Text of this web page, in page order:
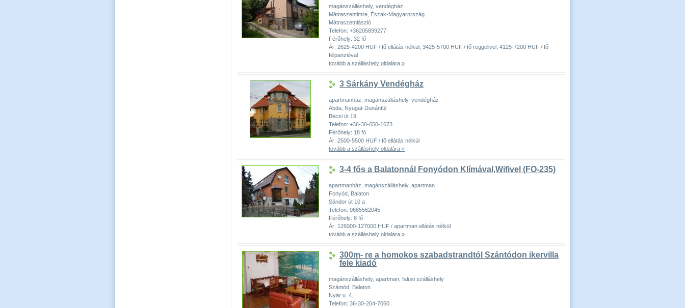
magánszálláshely, vendégház
Mátraszentimre, Észak-Magyarország
Mátraszetnlászló
Telefon: +36205899277
Férőhely: 32 fő
Ár: 2625-4200 HUF / fő ellátás nélkül, 3425-5700 HUF / fő reggelivel, 4125-7200 HUF / fő
félpanzióval
tovább a szálláshely oldalára »
3 Sárkány Vendégház
apartmanház, magánszálláshely, vendégház
Abda, Nyugat-Dunántúl
Bécsi út 19.
Telefon: +36-30-650-1673
Férőhely: 18 fő
Ár: 2500-5500 HUF / fő ellátás nélkül
tovább a szálláshely oldalára »
3-4 fős a Balatonnál Fonyódon Klímával,Wifivel (FO-235)
apartmanház, magánszálláshely, apartman
Fonyód, Balaton
Sándor út 10 a
Telefon: 0685562045
Férőhely: 8 fő
Ár: 126000-127000 HUF / apartman ellátás nélkül
tovább a szálláshely oldalára »
300m- re a homokos szabadstrandtól Szántódon ikervilla
fele kiadó
magánszálláshely, apartman, falusi szálláshely
Szántód, Balaton
Nyár u. 4.
Telefon: 36-30-204-7060